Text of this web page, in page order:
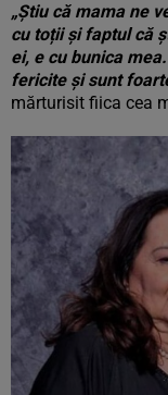
„Știu că mama ne
cu toții și faptul că
ei, e cu bunica
fericite și sunt
mărturisit fiica cea